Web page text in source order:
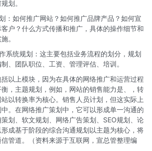
划。
如何推广网站？如何推广品牌产品？如何宣
户？什么方式传播和推广，具体的操作细节和
。
统规划：这主要包括业务流程的划分，规划
、团队职位、工资、管理评估、培训。
上模块，因为在具体的网络推广和运营过程
，主题规划，例如，网站的销售能力是、，转
以转换率为核心。销售人员计划，但这实际上
。在网络推广策划中，它可以形成单一沟通的
划、软文规划、网络广告策划、SEO规划、论
成基于阶段的综合沟通规划以主题为核心，将
管道。（资料来源于互联网，宣总管整理编